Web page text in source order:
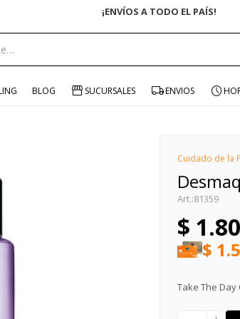
ENVÍO GRATIS EN COMPRAS +$1500 CON
BLOG SUCURSALES ENVIOS
Cuidado de la
81359
$
$
Take The Day